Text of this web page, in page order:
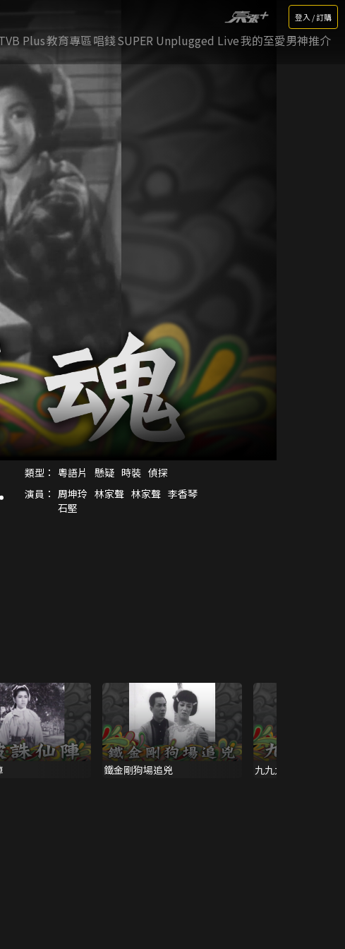
登入 / 訂購
Plus教育專區唱錢SUPER Unplugged Live我的至愛男神推介
類型： 粵語片 懸疑 時裝 偵探
演員： 周坤玲 林家聲 林家聲 李香琴
石堅
鐵金剛狗場追兇 九九九命案